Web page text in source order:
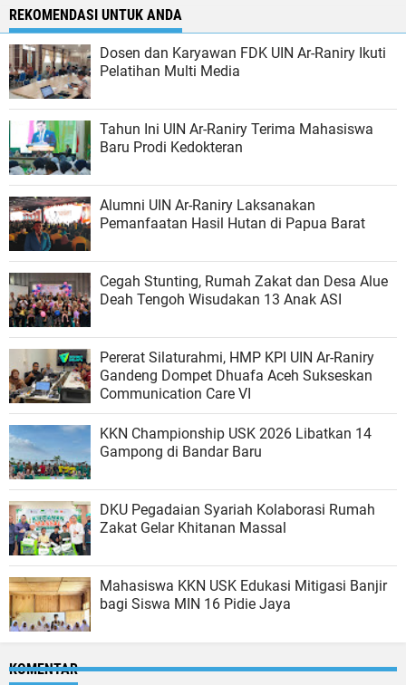
REKOMENDASI UNTUK ANDA
Dosen dan Karyawan FDK UIN Ar-Raniry Ikuti
Pelatihan Multi Media
Tahun Ini UIN Ar-Raniry Terima Mahasiswa
Baru Prodi Kedokteran
Alumni UIN Ar-Raniry Laksanakan
Pemanfaatan Hasil Hutan di Papua Barat
Cegah Stunting, Rumah Zakat dan Desa Alue
Deah Tengoh Wisudakan 13 Anak ASI
Pererat Silaturahmi, HMP KPI UIN Ar-Raniry
Gandeng Dompet Dhuafa Aceh Sukseskan
Communication Care VI
KKN Championship USK 2026 Libatkan 14
Gampong di Bandar Baru
DKU Pegadaian Syariah Kolaborasi Rumah
Zakat Gelar Khitanan Massal
Mahasiswa KKN USK Edukasi Mitigasi Banjir
bagi Siswa MIN 16 Pidie Jaya
KOMENTAR